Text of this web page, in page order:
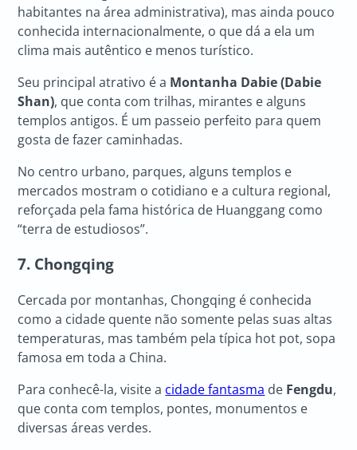
habitantes na área administrativa), mas ainda pouco
conhecida internacionalmente, o que dá a ela um
clima mais autêntico e menos turístico.
Seu principal atrativo é a Montanha Dabie (Dabie
Shan), que conta com trilhas, mirantes e alguns
templos antigos. É um passeio perfeito para quem
gosta de fazer caminhadas.
No centro urbano, parques, alguns templos e
mercados mostram o cotidiano e a cultura regional,
reforçada pela fama histórica de Huanggang como
“terra de estudiosos”.
7. Chongqing
Cercada por montanhas, Chongqing é conhecida
como a cidade quente não somente pelas suas altas
temperaturas, mas também pela típica hot pot, sopa
famosa em toda a China.
Para conhecê-la, visite a cidade fantasma de Fengdu,
que conta com templos, pontes, monumentos e
diversas áreas verdes.